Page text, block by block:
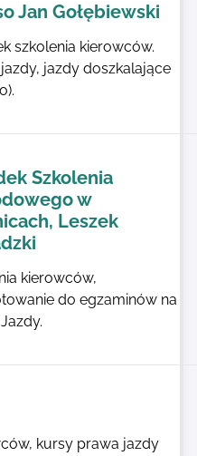
Jan Gołębiewski
szkolenia kierowców.
jazdy doszkalające
Szkolenia
w
Leszek
kierowców,
do egzaminów na
kursy prawa jazdy